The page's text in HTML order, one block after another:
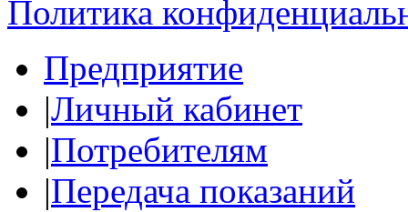
Политика
Предприятие
|Личный кабинет
|Потребителям
|Передача показаний